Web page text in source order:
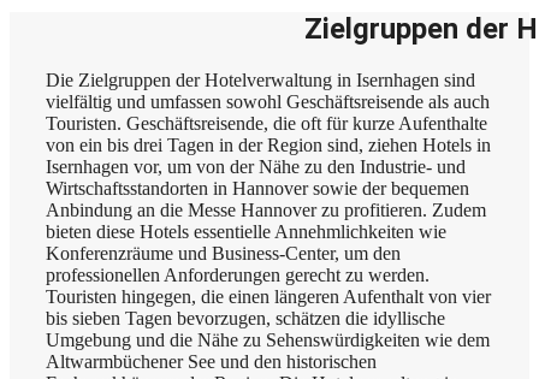
Zielgruppen der
Die Zielgruppen der Hotelverwaltung in Isernhagen sind
vielfältig und umfassen sowohl Geschäftsreisende als auch
Touristen. Geschäftsreisende, die oft für kurze Aufenthalte
von ein bis drei Tagen in der Region sind, ziehen Hotels in
Isernhagen vor, um von der Nähe zu den Industrie- und
Wirtschaftsstandorten in Hannover sowie der bequemen
Anbindung an die Messe Hannover zu profitieren. Zudem
bieten diese Hotels essentielle Annehmlichkeiten wie
Konferenzräume und Business-Center, um den
professionellen Anforderungen gerecht zu werden.
Touristen hingegen, die einen längeren Aufenthalt von vier
bis sieben Tagen bevorzugen, schätzen die idyllische
Umgebung und die Nähe zu Sehenswürdigkeiten wie dem
Altwarmbüchener See und den historischen